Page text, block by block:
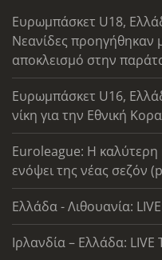
Ευρωμπάσκετ U18,
Νεανίδες προηγήθηκαν
αποκλεισμό στην
Ευρωμπάσκετ U16,
νίκη για την Εθνική
Euroleague: Η καλύτερη
ενόψει της νέας σεζόν
Ελλάδα - Λιθουανία:
Ιρλανδία – Ελλάδα: LIVE